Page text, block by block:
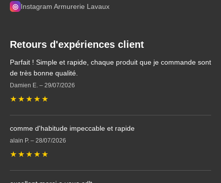
◎ Instagram Armurerie Lavaux
Retours d'expériences client
Parfait ! Simple et rapide, chaque produit que je commande sont
de très bonne qualité.
Damien E. – 29/07/2026
★ ★ ★ ★ ★
comme d'habitude impeccable et rapide
alain P. – 28/07/2026
★ ★ ★ ★ ★